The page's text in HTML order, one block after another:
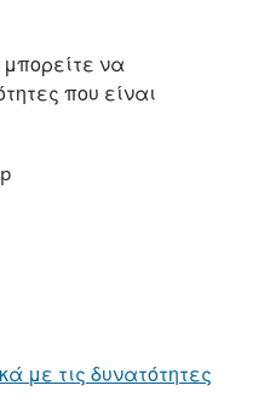
να
που είναι
με τις δυνατότητες